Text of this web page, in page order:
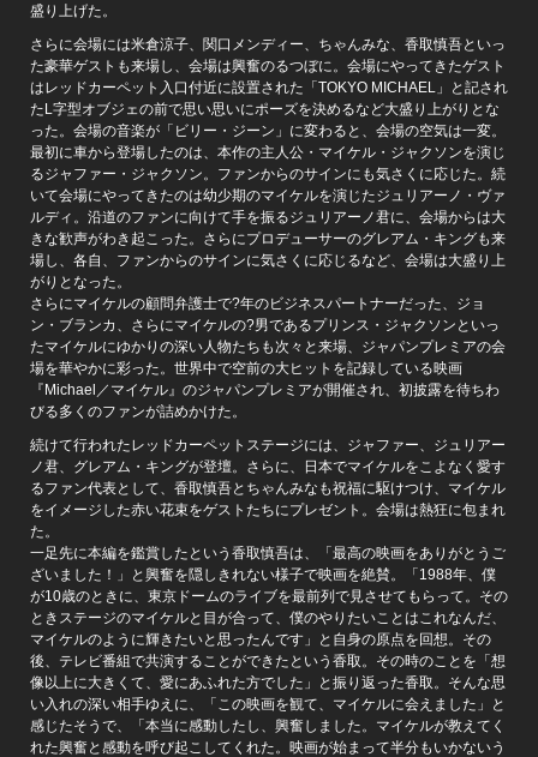
盛り上げた。
さらに会場には米倉涼子、関口メンディー、ちゃんみな、香取慎吾といっ
た豪華ゲストも来場し、会場は興奮のるつぼに。会場にやってきたゲスト
はレッドカーペット入口付近に設置された「TOKYO MICHAEL」と記され
たL字型オブジェの前で思い思いにポーズを決めるなど大盛り上がりとな
った。会場の音楽が「ビリー・ジーン」に変わると、会場の空気は一変。
最初に車から登場したのは、本作の主人公・マイケル・ジャクソンを演じ
るジャファー・ジャクソン。ファンからのサインにも気さくに応じた。続
いて会場にやってきたのは幼少期のマイケルを演じたジュリアーノ・ヴァ
ルディ。沿道のファンに向けて手を振るジュリアーノ君に、会場からは大
きな歓声がわき起こった。さらにプロデューサーのグレアム・キングも来
場し、各自、ファンからのサインに気さくに応じるなど、会場は大盛り上
がりとなった。
さらにマイケルの顧問弁護士で?年のビジネスパートナーだった、ジョ
ン・ブランカ、さらにマイケルの?男であるプリンス・ジャクソンといっ
たマイケルにゆかりの深い人物たちも次々と来場、ジャパンプレミアの会
場を華やかに彩った。世界中で空前の大ヒットを記録している映画
『Michael／マイケル』のジャパンプレミアが開催され、初披露を待ちわ
びる多くのファンが詰めかけた。
続けて行われたレッドカーペットステージには、ジャファー、ジュリアー
ノ君、グレアム・キングが登壇。さらに、日本でマイケルをこよなく愛す
るファン代表として、香取慎吾とちゃんみなも祝福に駆けつけ、マイケル
をイメージした赤い花束をゲストたちにプレゼント。会場は熱狂に包まれ
た。
一足先に本編を鑑賞したという香取慎吾は、「最高の映画をありがとうご
ざいました！」と興奮を隠しきれない様子で映画を絶賛。「1988年、僕
が10歳のときに、東京ドームのライブを最前列で見させてもらって。その
ときステージのマイケルと目が合って、僕のやりたいことはこれなんだ、
マイケルのように輝きたいと思ったんです」と自身の原点を回想。その
後、テレビ番組で共演することができたという香取。その時のことを「想
像以上に大きくて、愛にあふれた方でした」と振り返った香取。そんな思
い入れの深い相手ゆえに、「この映画を観て、マイケルに会えました」と
感じたそうで、「本当に感動したし、興奮しました。マイケルが教えてく
れた興奮と感動を呼び起こしてくれた。映画が始まって半分もいかないう